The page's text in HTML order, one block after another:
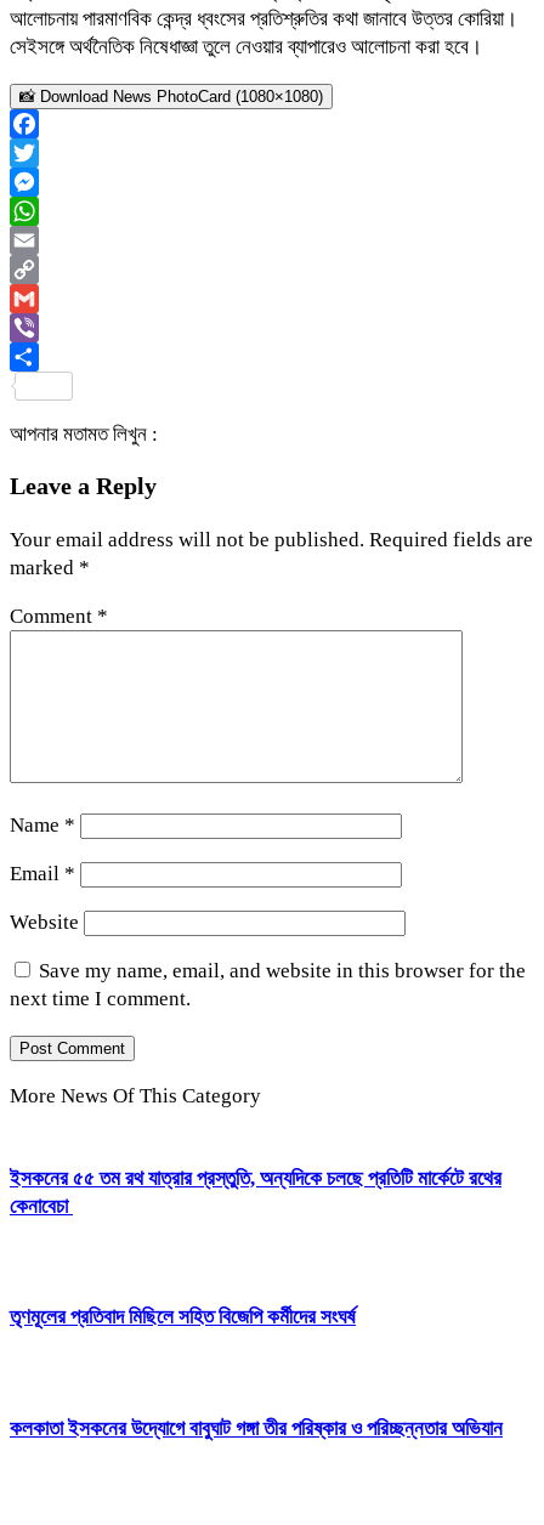
আলোচনায় পারমাণবিক কেন্দ্র ধ্বংসের প্রতিশ্রুতির কথা জানাবে উত্তর কোরিয়া।
সেইসঙ্গে অর্থনৈতিক নিষেধাজ্ঞা তুলে নেওয়ার ব্যাপারেও আলোচনা করা হবে।
📸 Download News PhotoCard (1080×1080)
Facebook
Twitter
Messenger
WhatsApp
Email
Copy
Link
Gmail
Viber
আপনার মতামত লিখুন :
Leave a Reply
Your email address will not be published. Required fields are
marked *
Comment *
Name *
Email *
Website
Save my name, email, and website in this browser for the
next time I comment.
More News Of This Category
ইসকনের ৫৫ তম রথ যাত্রার প্রস্তুতি, অন্যদিকে চলছে প্রতিটি মার্কেটে রথের
কেনাবেচা
তৃণমূলের প্রতিবাদ মিছিলে সহিত বিজেপি কর্মীদের সংঘর্ষ
কলকাতা ইসকনের উদ্যোগে বাবুঘাট গঙ্গা তীর পরিষ্কার ও পরিচ্ছন্নতার অভিযান